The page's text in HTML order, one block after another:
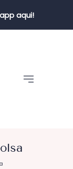
aqui!